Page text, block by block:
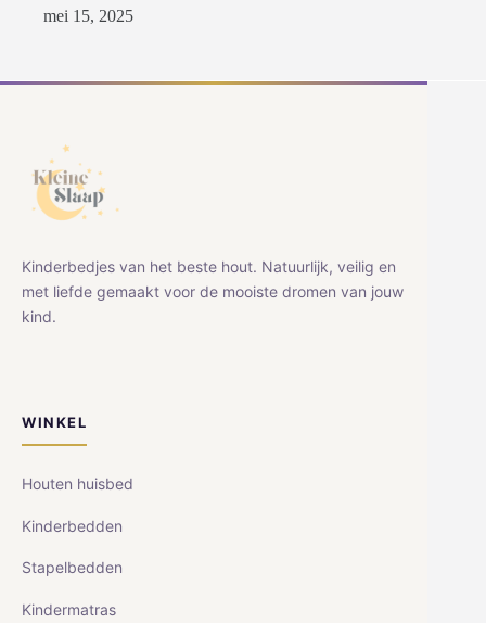
mei 15, 2025
Kinderbedjes van het beste hout. Natuurlijk, veilig en
met liefde gemaakt voor de mooiste dromen van jouw
kind.
WINKEL
Houten huisbed
Kinderbedden
Stapelbedden
Kindermatras